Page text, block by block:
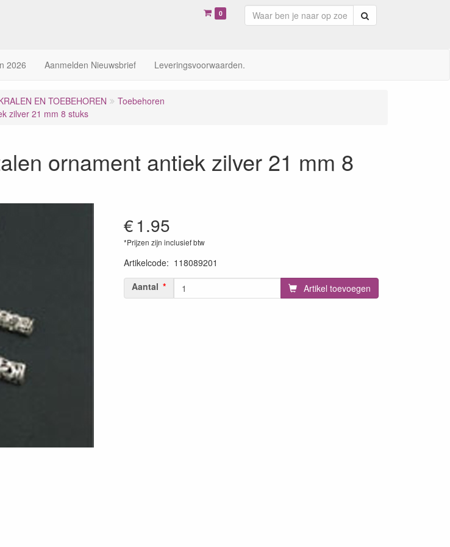
0
2026 Aanmelden Nieuwsbrief Leveringsvoorwaarden.
EN TOEBEHOREN
Toebehoren
zilver 21 mm 8 stuks
ornament antiek zilver 21 mm 8
€1.95
*Prijzen zijn inclusief btw
Artikelcode: 118089201
Aantal
Artikel toevoegen